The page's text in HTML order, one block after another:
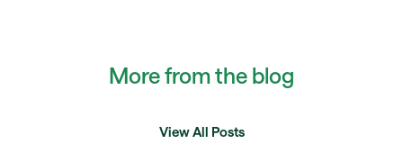
More from the blog
View All Posts